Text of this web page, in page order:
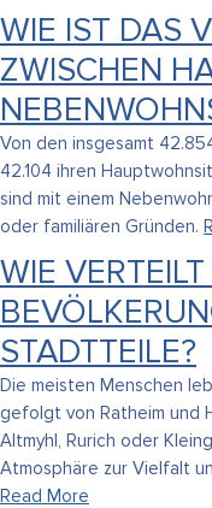
WIE IST DAS
ZWISCHEN
Von den insgesamt
42.104 ihren
sind mit einem
oder familiären Gründen.
WIE
STADTTEILE?
Die meisten Menschen
gefolgt von Ratheim und
Altmyhl, Rurich oder
Atmosphäre zur Vielfalt
Read More